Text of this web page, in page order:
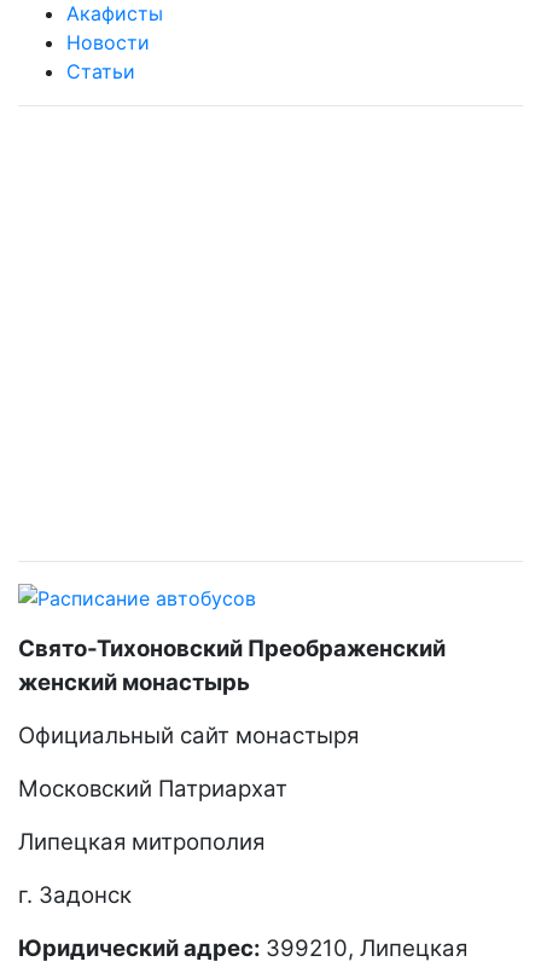
Акафисты
Новости
Статьи
Свято-Тихоновский Преображенский
женский монастырь
Официальный сайт монастыря
Московский Патриархат
Липецкая митрополия
г. Задонск
Юридический адрес: 399210, Липецкая